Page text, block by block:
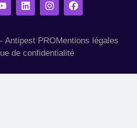
Antipest PROMentions légales
de confidentialité